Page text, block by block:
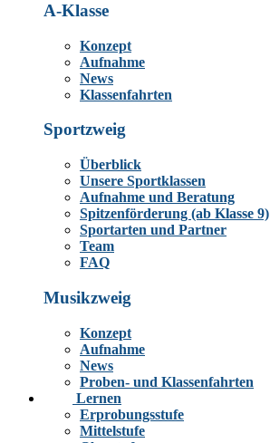
A-Klasse
Konzept
Aufnahme
News
Klassenfahrten
Sportzweig
Überblick
Unsere Sportklassen
Aufnahme und Beratung
Spitzenförderung (ab Klasse 9)
Sportarten und Partner
Team
FAQ
Musikzweig
Konzept
Aufnahme
News
Proben- und Klassenfahrten
Lernen
Erprobungsstufe
Mittelstufe